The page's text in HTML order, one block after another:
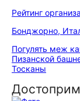
Рейтинг
Бонджорно,
Погулять меж
Пизанской
Тосканы